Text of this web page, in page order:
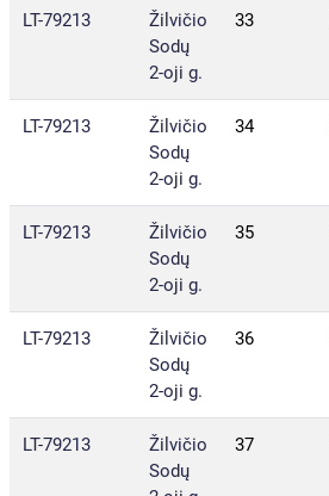
LT-79213
Žilvičio
Sodų
2-oji g.
33
LT-79213
Žilvičio
Sodų
2-oji g.
34
LT-79213
Žilvičio
Sodų
2-oji g.
35
LT-79213
Žilvičio
Sodų
2-oji g.
36
LT-79213
Žilvičio
Sodų
37